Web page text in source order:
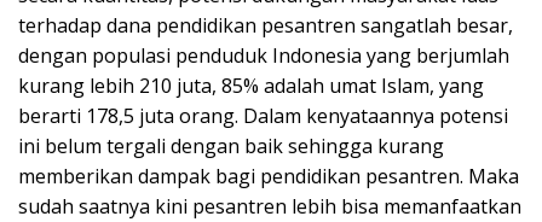
terhadap dana pendidikan pesantren sangatlah besar,
dengan populasi penduduk Indonesia yang berjumlah
kurang lebih 210 juta, 85% adalah umat Islam, yang
berarti 178,5 juta orang. Dalam kenyataannya potensi
ini belum tergali dengan baik sehingga kurang
memberikan dampak bagi pendidikan pesantren. Maka
sudah saatnya kini pesantren lebih bisa memanfaatkan